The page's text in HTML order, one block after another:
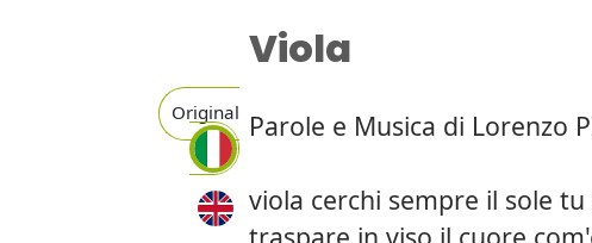
Original
Viola
Parole e Musica di Lorenzo
viola cerchi sempre il sole tu